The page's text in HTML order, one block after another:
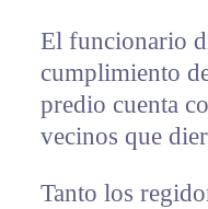
El funcionario
cumplimiento
predio cuenta
vecinos que
Tanto los